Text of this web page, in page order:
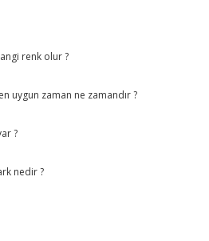
renk olur ?
uygun zaman ne zamandır ?
?
nedir ?